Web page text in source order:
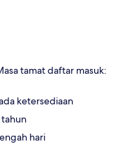
tamat daftar masuk:
ketersediaan
tahun
hari